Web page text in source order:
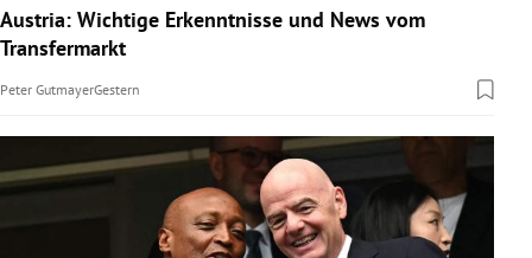
Austria: Wichtige Erkenntnisse und News vom
Transfermarkt
Peter GutmayerGestern